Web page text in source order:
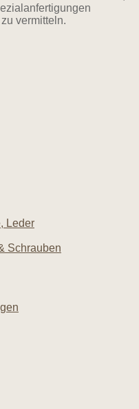
vermitteln.
Leder
Schrauben